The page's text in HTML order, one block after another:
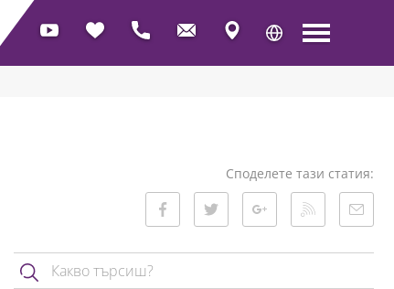
Споделете тази статия: